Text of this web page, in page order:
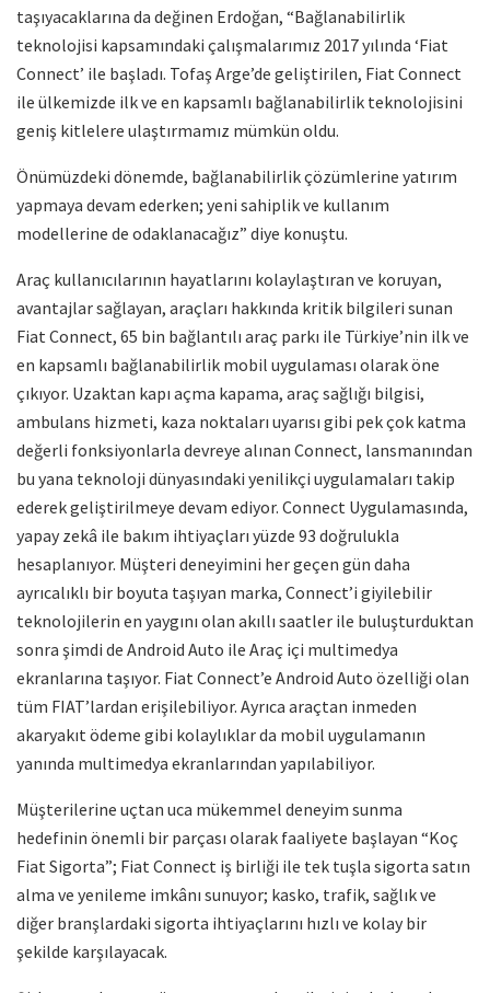
taşıyacaklarına da değinen Erdoğan, “Bağlanabilirlik
teknolojisi kapsamındaki çalışmalarımız 2017 yılında ‘Fiat
Connect’ ile başladı. Tofaş Arge’de geliştirilen, Fiat Connect
ile ülkemizde ilk ve en kapsamlı bağlanabilirlik teknolojisini
geniş kitlelere ulaştırmamız mümkün oldu.
Önümüzdeki dönemde, bağlanabilirlik çözümlerine yatırım
yapmaya devam ederken; yeni sahiplik ve kullanım
modellerine de odaklanacağız” diye konuştu.
Araç kullanıcılarının hayatlarını kolaylaştıran ve koruyan,
avantajlar sağlayan, araçları hakkında kritik bilgileri sunan
Fiat Connect, 65 bin bağlantılı araç parkı ile Türkiye’nin ilk ve
en kapsamlı bağlanabilirlik mobil uygulaması olarak öne
çıkıyor. Uzaktan kapı açma kapama, araç sağlığı bilgisi,
ambulans hizmeti, kaza noktaları uyarısı gibi pek çok katma
değerli fonksiyonlarla devreye alınan Connect, lansmanından
bu yana teknoloji dünyasındaki yenilikçi uygulamaları takip
ederek geliştirilmeye devam ediyor. Connect Uygulamasında,
yapay zekâ ile bakım ihtiyaçları yüzde 93 doğrulukla
hesaplanıyor. Müşteri deneyimini her geçen gün daha
ayrıcalıklı bir boyuta taşıyan marka, Connect’i giyilebilir
teknolojilerin en yaygını olan akıllı saatler ile buluşturduktan
sonra şimdi de Android Auto ile Araç içi multimedya
ekranlarına taşıyor. Fiat Connect’e Android Auto özelliği olan
tüm FIAT’lardan erişilebiliyor. Ayrıca araçtan inmeden
akaryakıt ödeme gibi kolaylıklar da mobil uygulamanın
yanında multimedya ekranlarından yapılabiliyor.
Müşterilerine uçtan uca mükemmel deneyim sunma
hedefinin önemli bir parçası olarak faaliyete başlayan “Koç
Fiat Sigorta”; Fiat Connect iş birliği ile tek tuşla sigorta satın
alma ve yenileme imkânı sunuyor; kasko, trafik, sağlık ve
diğer branşlardaki sigorta ihtiyaçlarını hızlı ve kolay bir
şekilde karşılayacak.